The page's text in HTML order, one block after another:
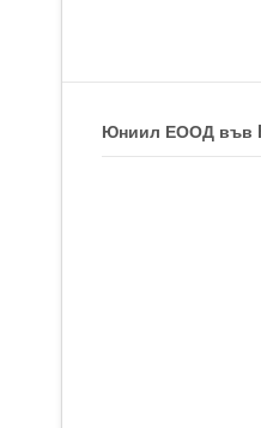
Юниил ЕООД във